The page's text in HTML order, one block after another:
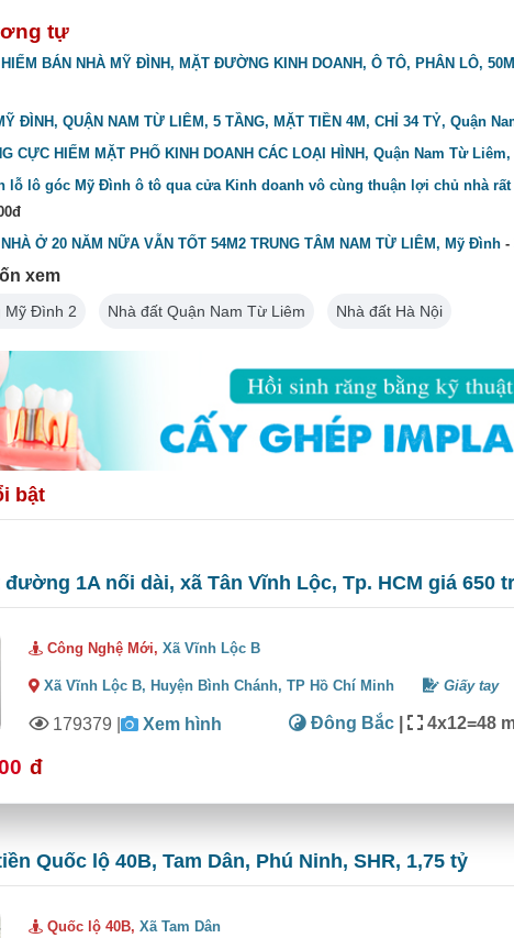
tự
BÁN NHÀ MỸ ĐÌNH, MẶT ĐƯỜNG KINH DOANH, Ô TÔ, PHÂN LÔ,
ĐÌNH, QUẬN NAM TỪ LIÊM, 5 TẦNG, MẶT TIỀN 4M, CHỈ 34 TỶ, Quận
CỰC HIẾM MẶT PHỐ KINH DOANH CÁC LOẠI HÌNH, Quận Nam Từ Liêm,
lỗ lô góc Mỹ Đình ô tô qua cửa Kinh doanh vô cùng thuận lợi chủ nhà
Ở 20 NĂM NỮA VẪN TỐT 54M2 TRUNG TÂM NAM TỪ LIÊM, Mỹ Đình -
xem
Mỹ Đình 2 Nhà đất Quận Nam Từ Liêm Nhà đất Hà Nội
bật
đường 1A nối dài, xã Tân Vĩnh Lộc, Tp. HCM giá 650
Công Nghệ Mới,Xã Vĩnh Lộc B
Xã Vĩnh Lộc B, Huyện Bình Chánh,TP Hồ Chí Minh Giấy tay
179379 | Xem hình Đông Bắc| 4x12=48
đ
Quốc lộ 40B, Tam Dân, Phú Ninh, SHR, 1,75 tỷ
Quốc lộ 40B,Xã Tam Dân